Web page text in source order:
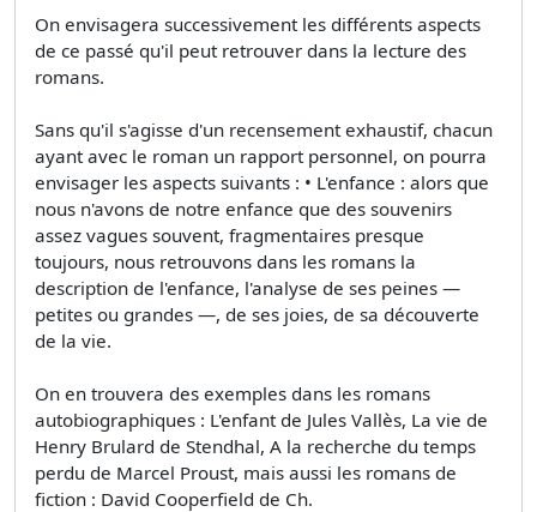
On envisagera successivement les différents aspects
de ce passé qu'il peut retrouver dans la lecture des
romans.
Sans qu'il s'agisse d'un recensement exhaustif, chacun
ayant avec le roman un rapport personnel, on pourra
envisager les aspects suivants : • L'enfance : alors que
nous n'avons de notre enfance que des souvenirs
assez vagues souvent, fragmentaires presque
toujours, nous retrouvons dans les romans la
description de l'enfance, l'analyse de ses peines —
petites ou grandes —, de ses joies, de sa découverte
de la vie.
On en trouvera des exemples dans les romans
autobiographiques : L'enfant de Jules Vallès, La vie de
Henry Brulard de Stendhal, A la recherche du temps
perdu de Marcel Proust, mais aussi les romans de
fiction : David Cooperfield de Ch.